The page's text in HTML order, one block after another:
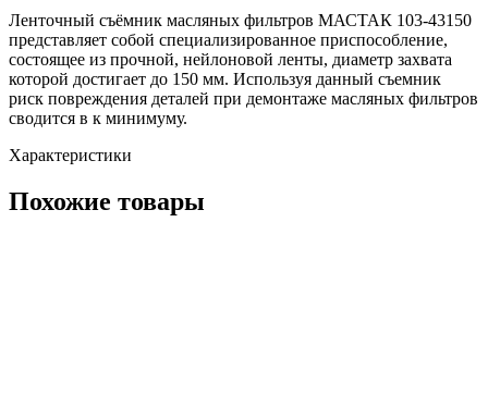
Ленточный съёмник масляных фильтров МАСТАК 103-43150
представляет собой специализированное приспособление,
состоящее из прочной, нейлоновой ленты, диаметр захвата
которой достигает до 150 мм. Используя данный съемник
риск повреждения деталей при демонтаже масляных фильтров
сводится в к минимуму.
Характеристики
Похожие товары